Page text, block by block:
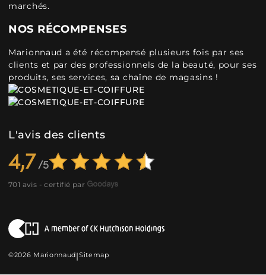
marchés.
NOS RÉCOMPENSES
Marionnaud a été récompensé plusieurs fois par ses
clients et par des professionnels de la beauté, pour ses
produits, ses services, sa chaîne de magasins !
L'avis des clients
4,7
701 avis - certifié par
©2026 Marionnaud|Sitemap